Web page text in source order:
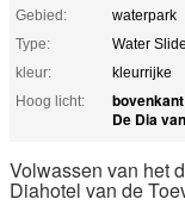
Gebied:
waterpark
Type:
Water Slide
kleur:
kleurrijke
Hoog licht:
De Dia
Volwassen van het
Diahotel van de